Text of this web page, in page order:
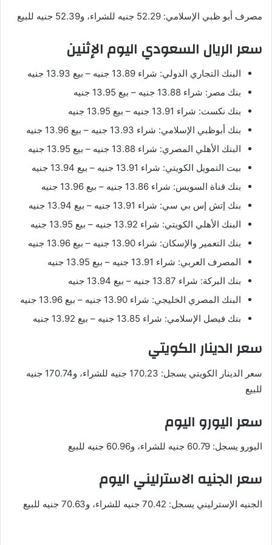
مصرف أبو ظبي الإسلامي: 52.29 جنيه للشراء، و52.39 جنيه للبيع
سعر الريال السعودي اليوم الإثنين
البنك التجاري الدولي: شراء 13.89 جنيه – بيع 13.93 جنيه
بنك مصر: شراء 13.88 جنيه – بيع 13.95 جنيه
بنك نكست: شراء 13.91 جنيه – بيع 13.95 جنيه
بنك أبوظبي الإسلامي: شراء 13.93 جنيه – بيع 13.96 جنيه
البنك الأهلي المصري: شراء 13.88 جنيه – بيع 13.95 جنيه
بيت التمويل الكويتي: شراء 13.91 جنيه – بيع 13.94 جنيه
بنك قناة السويس: شراء 13.86 جنيه – بيع 13.96 جنيه
بنك إتش إس بي سي: شراء 13.91 جنيه – بيع 13.94 جنيه
البنك الأهلي الكويتي: شراء 13.92 جنيه – بيع 13.95 جنيه
بنك التعمير والإسكان: شراء 13.90 جنيه – بيع 13.96 جنيه
المصرف العربي: شراء 13.91 جنيه – بيع 13.95 جنيه
بنك البركة: شراء 13.87 جنيه – بيع 13.94 جنيه
البنك المصري الخليجي: شراء 13.90 جنيه – بيع 13.96 جنيه
بنك فيصل الإسلامي: شراء 13.85 جنيه – بيع 13.92 جنيه
سعر الدينار الكويتي
سعر الدينار الكويتي يسجل: 170.23 جنيه للشراء، و170.74 جنيه
للبيع
سعر اليورو اليوم
اليورو يسجل: 60.79 جنيه للشراء، و60.96 جنيه للبيع
سعر الجنيه الاسترليني اليوم
الجنيه الإسترليني يسجل: 70.42 جنيه للشراء، و70.63 جنيه للبيع